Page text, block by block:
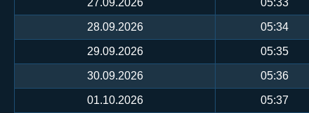
28.09.2026 05:34
29.09.2026 05:35
30.09.2026 05:36
01.10.2026 05:37